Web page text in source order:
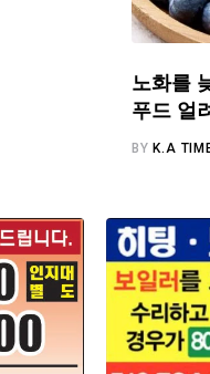
노화를
푸드 얼
BYK.A